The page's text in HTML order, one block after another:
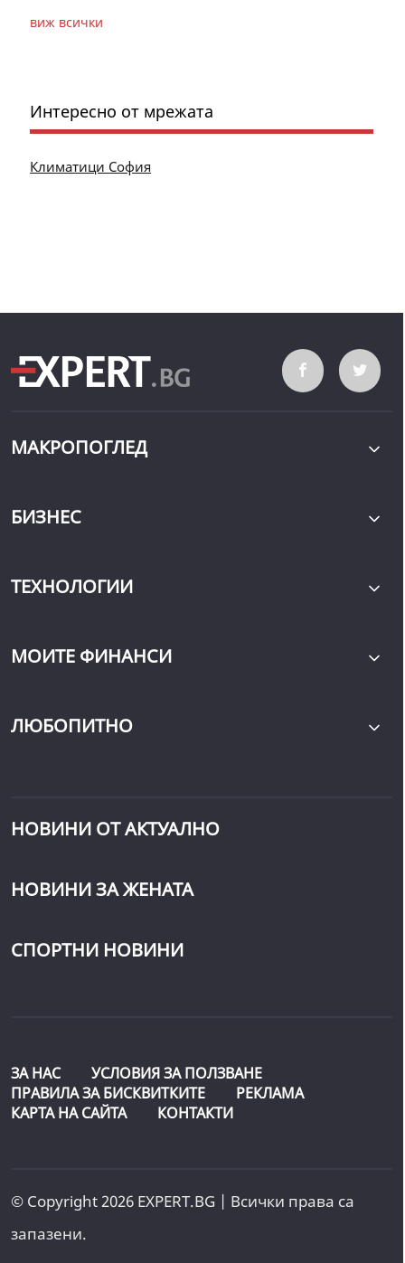
виж всички
Интересно от мрежата
Климатици София
МАКРОПОГЛЕД
БИЗНЕС
ТЕХНОЛОГИИ
МОИТЕ ФИНАНСИ
ЛЮБОПИТНО
НОВИНИ ОТ АКТУАЛНО
НОВИНИ ЗА ЖЕНАТА
СПОРТНИ НОВИНИ
ЗА НАС
УСЛОВИЯ ЗА ПОЛЗВАНЕ
ПРАВИЛА ЗА БИСКВИТКИТЕ
РЕКЛАМА
КАРТА НА САЙТА
КОНТАКТИ
© Copyright 2026 EXPERT.BG | Всички права са
запазени.